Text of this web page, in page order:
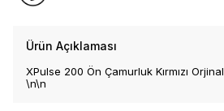
Ürün Açıklaması
XPulse 200 Ön Çamurluk Kırmızı Orjinal
\n\n